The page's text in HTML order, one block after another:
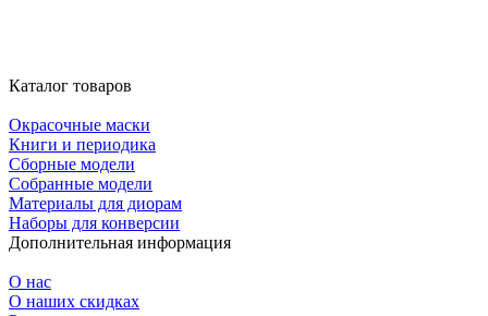
Каталог товаров
Окрасочные маски
Книги и периодика
Сборные модели
Собранные модели
Материалы для диорам
Наборы для конверсии
Дополнительная информация
О нас
О наших скидках